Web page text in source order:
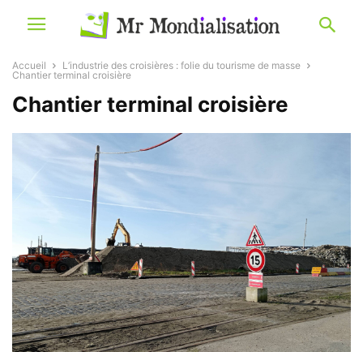
Accueil
L’industrie des croisières : folie du tourisme de masse
Chantier terminal croisière
Chantier terminal croisière